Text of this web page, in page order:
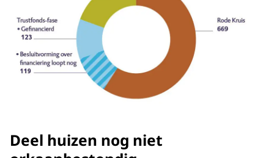
Deel huizen nog niet